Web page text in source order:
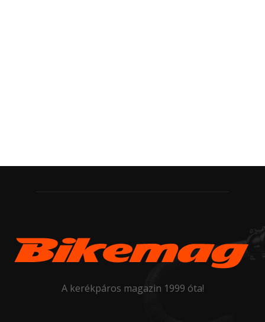
A kerékpáros magazin 1999 óta!